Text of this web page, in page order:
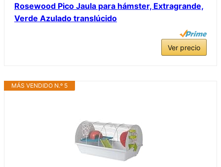
Rosewood Pico Jaula para hámster, Extragrande,
Verde Azulado translúcido
Ver precio
MÁS VENDIDO N.º 5